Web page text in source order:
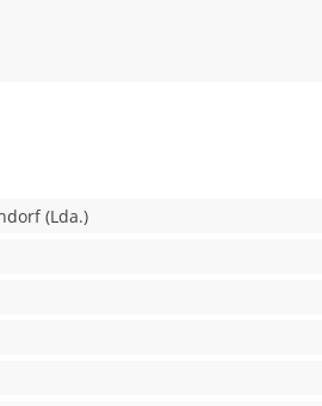
(Lda.)